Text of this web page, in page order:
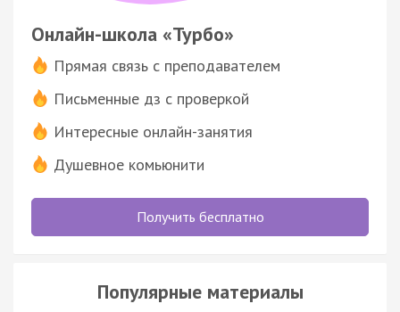
Онлайн-школа «Турбо»
Прямая связь с преподавателем
Письменные дз с проверкой
Интересные онлайн-занятия
Душевное комьюнити
Получить бесплатно
Популярные материалы